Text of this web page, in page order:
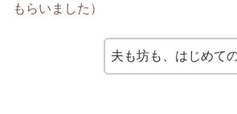
もらいました）
夫も坊も、はじめて